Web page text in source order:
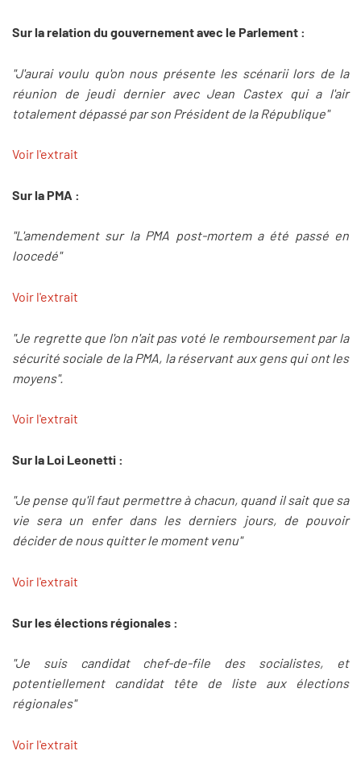
Sur la relation du gouvernement avec le Parlement :
"J'aurai voulu qu'on nous présente les scénarii lors de la
réunion de jeudi dernier avec Jean Castex qui a l'air
totalement dépassé par son Président de la République"
Voir l'extrait
Sur la PMA :
"L'amendement sur la PMA post-mortem a été passé en
loocedé"
Voir l'extrait
"Je regrette que l'on n'ait pas voté le remboursement par la
sécurité sociale de la PMA, la réservant aux gens qui ont les
moyens".
Voir l'extrait
Sur la Loi Leonetti :
"Je pense qu'il faut permettre à chacun, quand il sait que sa
vie sera un enfer dans les derniers jours, de pouvoir
décider de nous quitter le moment venu"
Voir l'extrait
Sur les élections régionales :
"Je suis candidat chef-de-file des socialistes, et
potentiellement candidat tête de liste aux élections
régionales"
Voir l'extrait